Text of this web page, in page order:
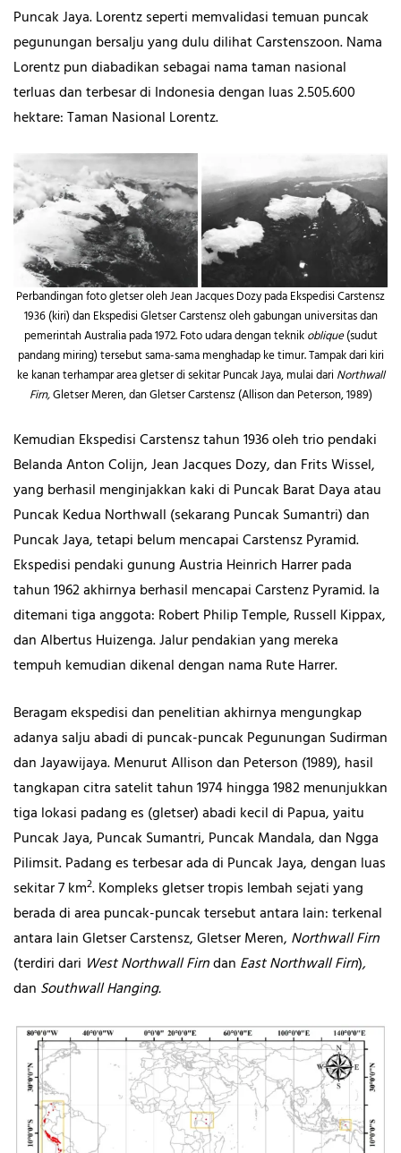
Puncak Jaya. Lorentz seperti memvalidasi temuan puncak
pegunungan bersalju yang dulu dilihat Carstenszoon. Nama
Lorentz pun diabadikan sebagai nama taman nasional
terluas dan terbesar di Indonesia dengan luas 2.505.600
hektare: Taman Nasional Lorentz.
Perbandingan foto gletser oleh Jean Jacques Dozy pada Ekspedisi Carstensz
1936 (kiri) dan Ekspedisi Gletser Carstensz oleh gabungan universitas dan
pemerintah Australia pada 1972. Foto udara dengan teknikoblique(sudut
pandang miring) tersebut sama-sama menghadap ke timur. Tampak dari kiri
ke kanan terhampar area gletser di sekitar Puncak Jaya, mulai dari Northwall
Firn,Gletser Meren, dan Gletser Carstensz (Allison dan Peterson, 1989)
Kemudian Ekspedisi Carstensz tahun 1936 oleh trio pendaki
Belanda Anton Colijn, Jean Jacques Dozy, dan Frits Wissel,
yang berhasil menginjakkan kaki di Puncak Barat Daya atau
Puncak Kedua Northwall (sekarang Puncak Sumantri) dan
Puncak Jaya, tetapi belum mencapai Carstensz Pyramid.
Ekspedisi pendaki gunung Austria Heinrich Harrer pada
tahun 1962 akhirnya berhasil mencapai Carstenz Pyramid. Ia
ditemani tiga anggota: Robert Philip Temple, Russell Kippax,
dan Albertus Huizenga. Jalur pendakian yang mereka
tempuh kemudian dikenal dengan nama Rute Harrer.
Beragam ekspedisi dan penelitian akhirnya mengungkap
adanya salju abadi di puncak-puncak Pegunungan Sudirman
dan Jayawijaya. Menurut Allison dan Peterson (1989), hasil
tangkapan citra satelit tahun 1974 hingga 1982 menunjukkan
tiga lokasi padang es (gletser) abadi kecil di Papua, yaitu
Puncak Jaya, Puncak Sumantri, Puncak Mandala, dan Ngga
Pilimsit. Padang es terbesar ada di Puncak Jaya, dengan luas
sekitar 7 km2. Kompleks gletser tropis lembah sejati yang
berada di area puncak-puncak tersebut antara lain: terkenal
antara lain Gletser Carstensz, Gletser Meren, Northwall Firn
(terdiri dari West Northwall Firndan East Northwall Firn),
dan Southwall Hanging.